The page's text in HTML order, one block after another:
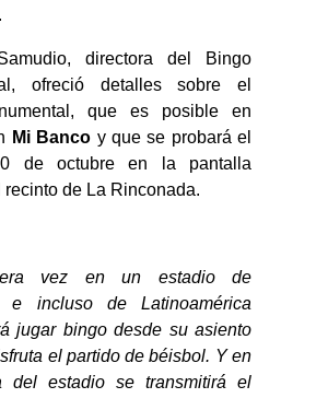
directora del Bingo
ofreció detalles sobre el
que es posible en
Mi Banco y que se probará el
de octubre en la pantalla
recinto de La Rinconada.
vez en un estadio de
e incluso de Latinoamérica
jugar bingo desde su asiento
el partido de béisbol. Y en
del estadio se transmitirá el